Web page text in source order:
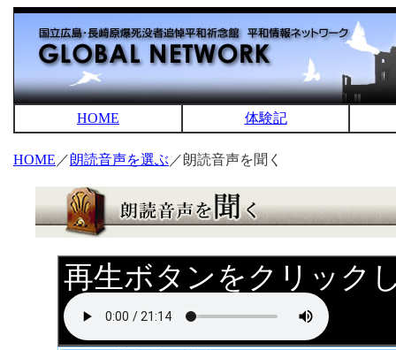
HOME 体験記
HOME ／朗読音声を選ぶ ／朗読音声を聞く
再生ボタンをクリック